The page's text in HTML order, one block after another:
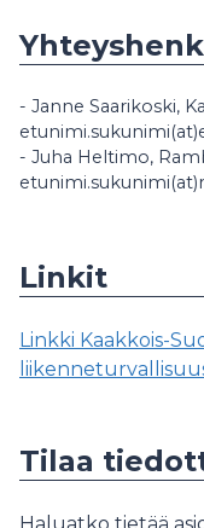
- Janne Saarikoski,
- Juha Heltimo,
Linkit
Linkki Kaakkois-
Tilaa
Haluatko tietää